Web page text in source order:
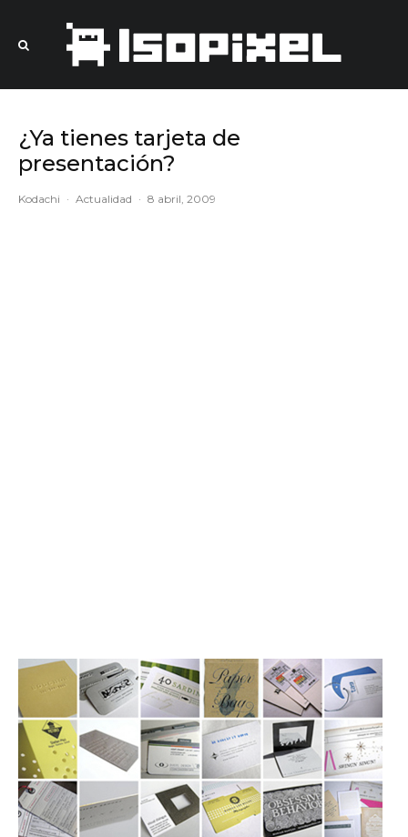
¿Ya tienes tarjeta de
presentación?
Kodachi · Actualidad · 8 abril, 2009